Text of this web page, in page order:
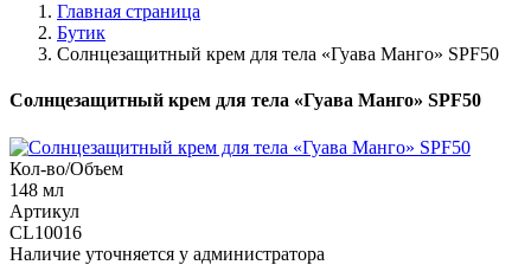
Главная страница
Бутик
Солнцезащитный крем для тела «Гуава Манго» SPF50
Солнцезащитный крем для тела «Гуава Манго» SPF50
Кол-во/Объем
148 мл
Артикул
CL10016
Наличие уточняется у администратора